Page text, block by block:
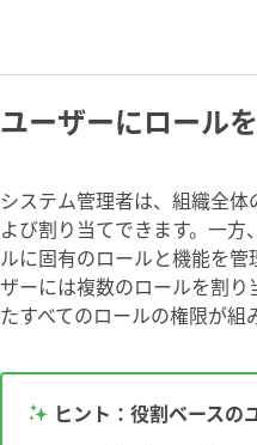
ユーザーにロール
システム管理者は、組織全
よび割り当てできます。一
ルに固有のロールと機能を
ザーには複数のロールを割
たすべてのロールの権限が組
ヒント：役割ベースの